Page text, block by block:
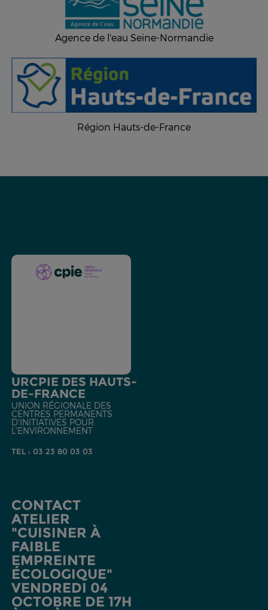
Agence de l'eau Seine-Normandie
Région Hauts-de-France
URCPIE DES HAUTS-
DE-FRANCE
UNION RÉGIONALE DES
CENTRES PERMANENTS
D'INITIATIVES POUR
L'ENVIRONNEMENT
TEL : 03 23 80 03 03
CONTACT
ATELIER
"CUISINER À
FAIBLE
EMPREINTE
ÉCOLOGIQUE"
VENDREDI 04
OCTOBRE DE 17H